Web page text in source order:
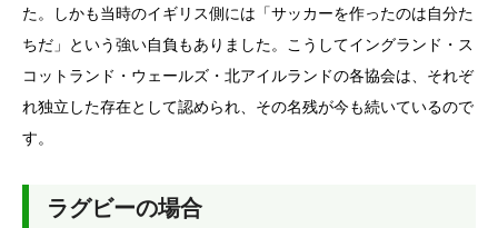
た。しかも当時のイギリス側には「サッカーを作ったのは自分た
ちだ」という強い自負もありました。こうしてイングランド・ス
コットランド・ウェールズ・北アイルランドの各協会は、それぞ
れ独立した存在として認められ、その名残が今も続いているので
す。
ラグビーの場合